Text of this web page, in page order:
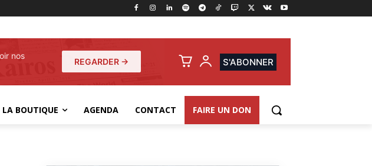
nos
REGARDER → S'ABONNER
LA BOUTIQUE AGENDA CONTACT FAIRE UN DON